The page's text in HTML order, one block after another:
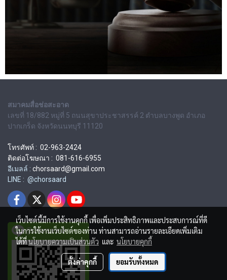
สมาคมสื่อช่อสะอาด
เลขที่ 18/882 หมู่ที่ 5 ถนนสุขาประชาสรรค์ 2 ตำบลบางพูด อำเภอ
ปากเกร็ด จังหวัดนนทบุรี 11120
โทรศัพท์ : 02-963-2424
ติดต่อโฆษณา : 081-616-6955
อีเมลล์ : chorsaard@gmail.com
LINE : @chorsaard
@chorsaard
เว็บไซต์นี้มีการใช้งานคุกกี้ เพื่อเพิ่มประสิทธิภาพและประสบการณ์ที่ดี
ในการใช้งานเว็บไซต์ของท่าน ท่านสามารถอ่านรายละเอียดเพิ่มเติม
ได้ที่นโยบายความเป็นส่วนตัว และ นโยบายคุกกี้
ตั้งค่าคุกกี้ ยอมรับทั้งหมด